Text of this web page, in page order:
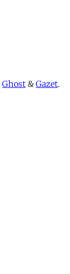
Ghost & Gazet.